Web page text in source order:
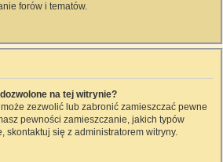
forów i tematów.
na tej witrynie?
zezwolić lub zabronić zamieszczać pewne
pewności zamieszczanie, jakich typów
skontaktuj się z administratorem witryny.